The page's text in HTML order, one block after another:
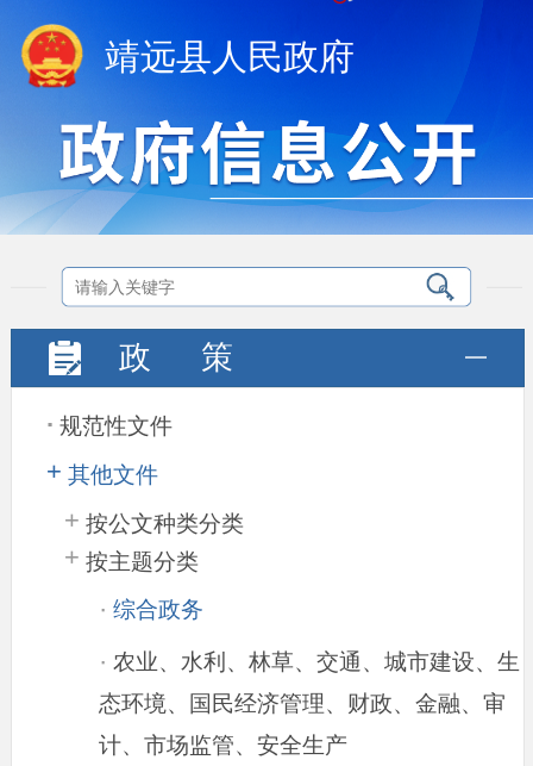
靖远县人民政府
政 策
. 规范性文件
+ 其他文件
+ 按公文种类分类
+ 按主题分类
· 综合政务
· 农业、水利、林草、交通、城市建设、生
态环境、国民经济管理、财政、金融、审
计、市场监管、安全生产